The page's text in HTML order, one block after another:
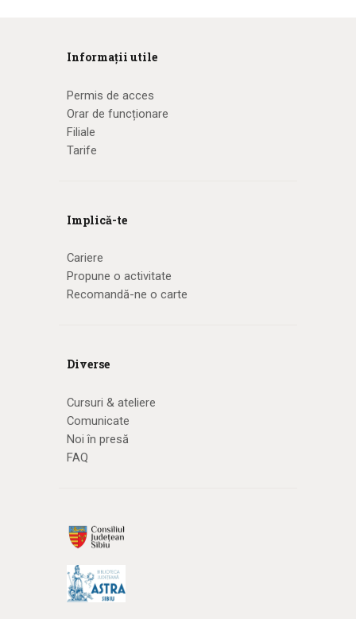
Informații utile
Permis de acces
Orar de funcționare
Filiale
Tarife
Implică-te
Cariere
Propune o activitate
Recomandă-ne o carte
Diverse
Cursuri & ateliere
Comunicate
Noi în presă
FAQ